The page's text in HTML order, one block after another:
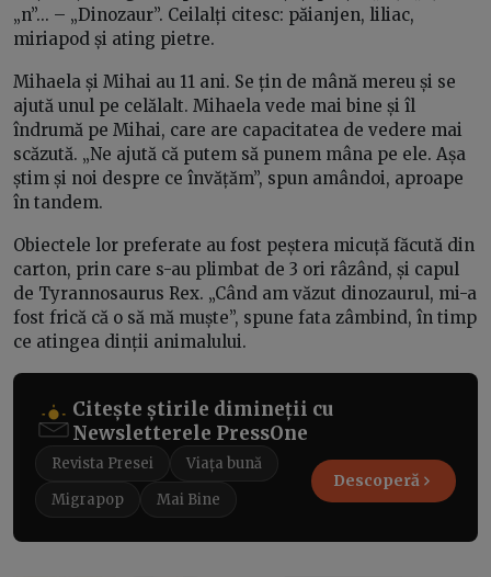
„n”... – „Dinozaur”. Ceilalți citesc: păianjen, liliac,
miriapod și ating pietre.
Mihaela și Mihai au 11 ani. Se țin de mână mereu și se
ajută unul pe celălalt. Mihaela vede mai bine și îl
îndrumă pe Mihai, care are capacitatea de vedere mai
scăzută. „Ne ajută că putem să punem mâna pe ele. Așa
știm și noi despre ce învățăm”, spun amândoi, aproape
în tandem.
Obiectele lor preferate au fost peștera micuță făcută din
carton, prin care s-au plimbat de 3 ori râzând, și capul
de Tyrannosaurus Rex. „Când am văzut dinozaurul, mi-a
fost frică că o să mă muște”, spune fata zâmbind, în timp
ce atingea dinții animalului.
Citește știrile dimineții cu
Newsletterele PressOne
Revista Presei
Viața bună
Migrapop
Mai Bine
Descoperă